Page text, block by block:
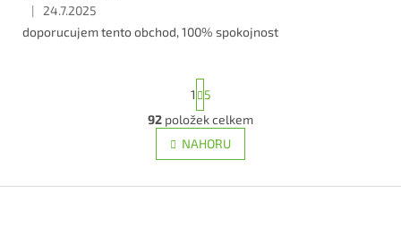
Hodnocení obchodu je 5 z 5 hvězdiček.
|
24.7.2025
doporucujem tento obchod, 100% spokojnost
O
v
l
S
t
r
á
n
k
v
1
5
92 položek celkem
NAHORU